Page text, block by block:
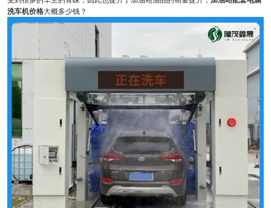
洗车机价格大概多少钱？